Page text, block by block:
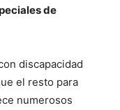
de
discapacidad
el resto para
numerosos